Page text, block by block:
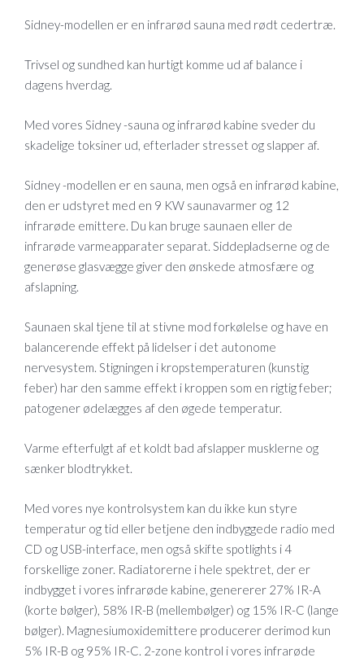
Sidney-modellen er en infrarød sauna med rødt cedertræ.
Trivsel og sundhed kan hurtigt komme ud af balance i
dagens hverdag.
Med vores Sidney -sauna og infrarød kabine sveder du
skadelige toksiner ud, efterlader stresset og slapper af.
Sidney -modellen er en sauna, men også en infrarød kabine,
den er udstyret med en 9 KW saunavarmer og 12
infrarøde emittere. Du kan bruge saunaen eller de
infrarøde varmeapparater separat. Siddepladserne og de
generøse glasvægge giver den ønskede atmosfære og
afslapning.
Saunaen skal tjene til at stivne mod forkølelse og have en
balancerende effekt på lidelser i det autonome
nervesystem. Stigningen i kropstemperaturen (kunstig
feber) har den samme effekt i kroppen som en rigtig feber;
patogener ødelægges af den øgede temperatur.
Varme efterfulgt af et koldt bad afslapper musklerne og
sænker blodtrykket.
Med vores nye kontrolsystem kan du ikke kun styre
temperatur og tid eller betjene den indbyggede radio med
CD og USB-interface, men også skifte spotlights i 4
forskellige zoner. Radiatorerne i hele spektret, der er
indbygget i vores infrarøde kabine, genererer 27% IR-A
(korte bølger), 58% IR-B (mellembølger) og 15% IR-C (lange
bølger). Magnesiumoxidemittere producerer derimod kun
5% IR-B og 95% IR-C. 2-zone kontrol i vores infrarøde